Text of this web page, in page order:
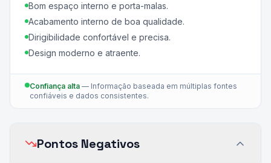
Bom espaço interno e porta-malas.
Acabamento interno de boa qualidade.
Dirigibilidade confortável e precisa.
Design moderno e atraente.
Confiança alta — Informação baseada em múltiplas fontes
confiáveis e dados consistentes.
Pontos Negativos